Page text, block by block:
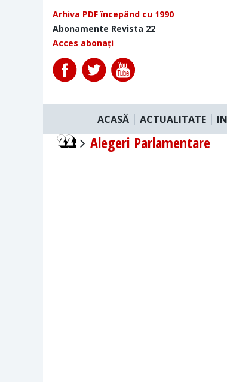
Arhiva PDF începând cu 1990
Abonamente Revista 22
Acces abonați
ACASĂ ACTUALITATE
Alegeri Parlamentare